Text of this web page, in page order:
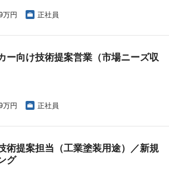
万円 正社員
ー向け技術提案営業（市場ニーズ収
万円 正社員
術提案担当（工業塗装用途）／新規
グ